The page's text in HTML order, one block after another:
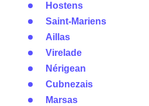
Hostens
Saint-Mariens
Aillas
Virelade
Nérigean
Cubnezais
Marsas